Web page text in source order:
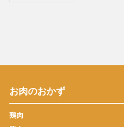
お肉のおかず
鶏肉